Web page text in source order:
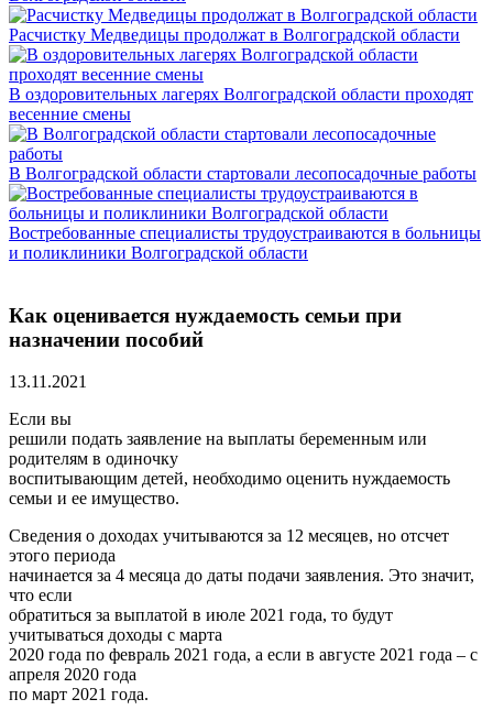
Расчистку Медведицы продолжат в Волгоградской области
В оздоровительных лагерях Волгоградской области проходят
весенние смены
В Волгоградской области стартовали лесопосадочные работы
Востребованные специалисты трудоустраиваются в больницы
и поликлиники Волгоградской области
Как оценивается нуждаемость семьи при
назначении пособий
13.11.2021
Если вы
решили подать заявление на выплаты беременным или
родителям в одиночку
воспитывающим детей, необходимо оценить нуждаемость
семьи и ее имущество.
Сведения о доходах учитываются за 12 месяцев, но отсчет
этого периода
начинается за 4 месяца до даты подачи заявления. Это значит,
что если
обратиться за выплатой в июле 2021 года, то будут
учитываться доходы с марта
2020 года по февраль 2021 года, а если в августе 2021 года – с
апреля 2020 года
по март 2021 года.